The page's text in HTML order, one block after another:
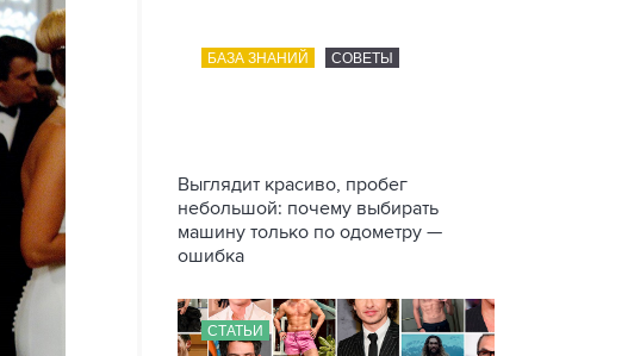
БАЗА ЗНАНИЙ СОВЕТЫ
Выглядит красиво, пробег
небольшой: почему выбирать
машину только по одометру —
ошибка
СТАТЬИ